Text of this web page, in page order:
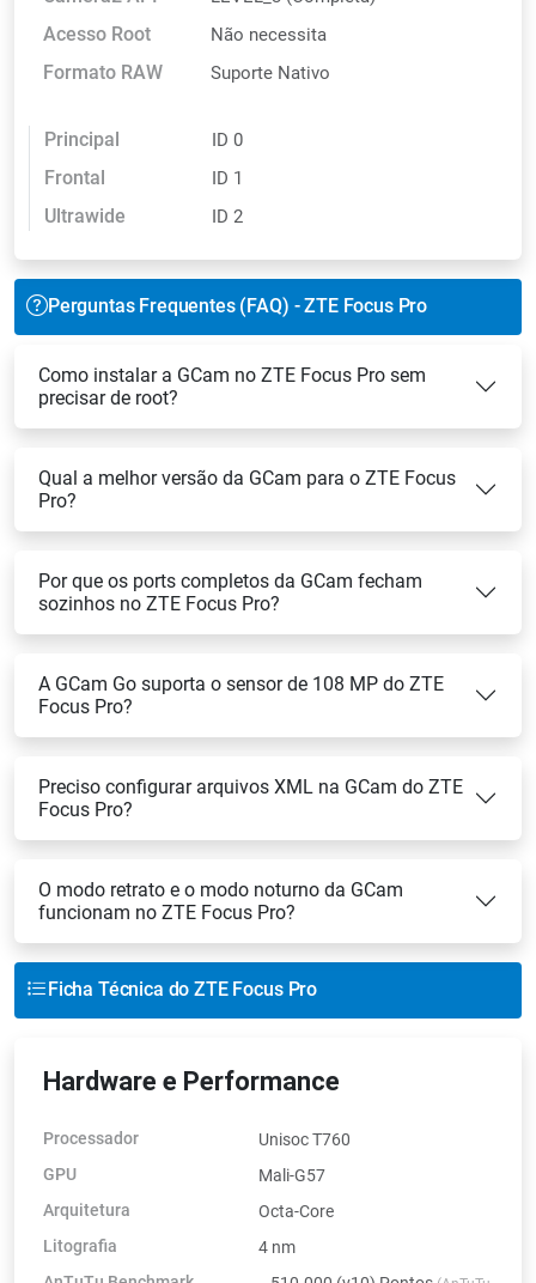
Acesso Root Não necessita
Formato RAW Suporte Nativo
Principal ID 0
Frontal ID 1
Ultrawide ID 2
Perguntas Frequentes (FAQ) - ZTE Focus Pro
Como instalar a GCam no ZTE Focus Pro sem
precisar de root?
Qual a melhor versão da GCam para o ZTE Focus
Pro?
Por que os ports completos da GCam fecham
sozinhos no ZTE Focus Pro?
A GCam Go suporta o sensor de 108 MP do ZTE
Focus Pro?
Preciso configurar arquivos XML na GCam do ZTE
Focus Pro?
O modo retrato e o modo noturno da GCam
funcionam no ZTE Focus Pro?
Ficha Técnica do ZTE Focus Pro
Hardware e Performance
Processador
Unisoc T760
GPU
Mali-G57
Arquitetura
Octa-Core
Litografia
4 nm